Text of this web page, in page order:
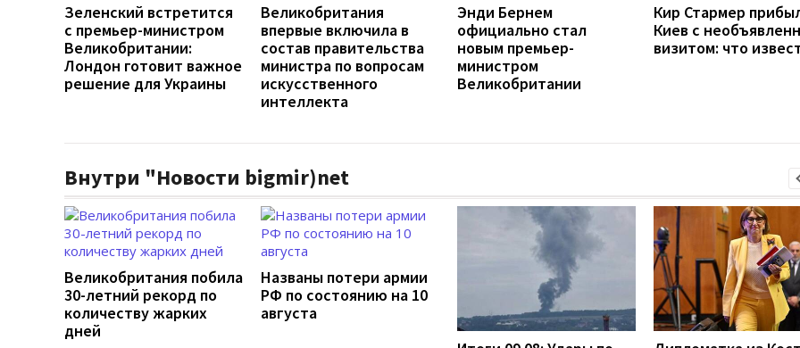
Зеленский встретится
с премьер-министром
Великобритании:
Лондон готовит важное
решение для Украины
Великобритания
впервые включила в
состав правительства
министра по вопросам
искусственного
интеллекта
Энди Бернем
официально стал
новым премьер-
министром
Великобритании
Кир Стармер
Киев с
визитом: что
Внутри "Новости bigmir)net
Великобритания побила
30-летний рекорд по
количеству жарких
дней
Названы потери армии
РФ по состоянию на 10
августа